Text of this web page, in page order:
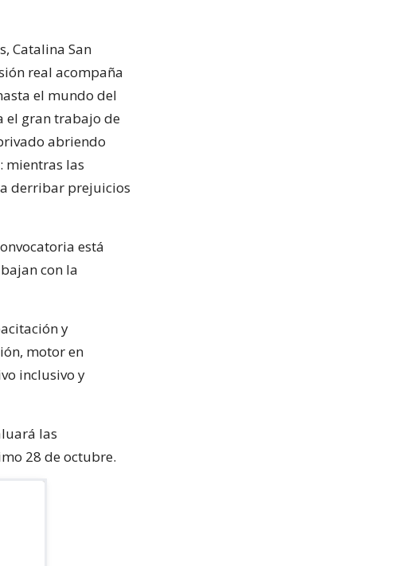
Catalina San
real acompaña
el mundo del
el gran trabajo de
abriendo
mientras las
derribar prejuicios
está
con la
y
motor en
inclusivo y
las
28 de octubre.